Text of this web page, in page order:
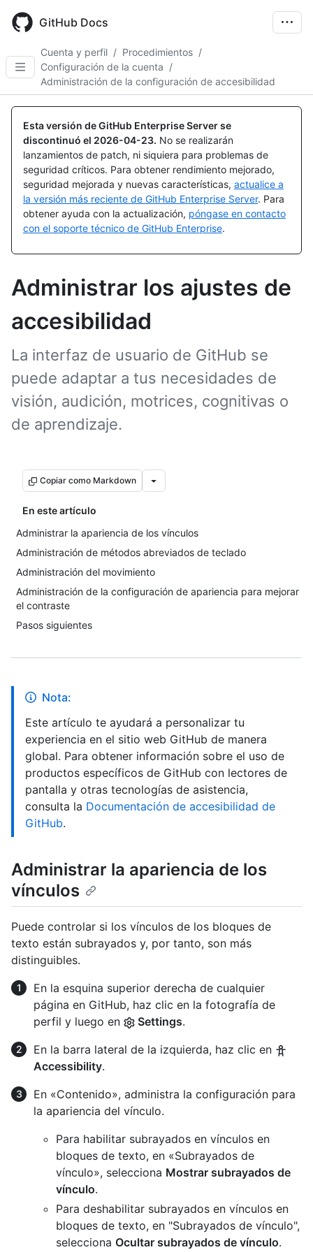
main
GitHub Docs
Cuenta y perfil / Procedimientos /
Configuración de la cuenta /
Administración de la configuración de accesibilidad
Esta versión de GitHub Enterprise Server se
discontinuó el 2026-04-23. No se realizarán
lanzamientos de patch, ni siquiera para problemas de
seguridad críticos. Para obtener rendimiento mejorado,
seguridad mejorada y nuevas características, actualice a
la versión más reciente de GitHub Enterprise Server. Para
obtener ayuda con la actualización, póngase en contacto
con el soporte técnico de GitHub Enterprise.
Administrar los ajustes de
accesibilidad
La interfaz de usuario de GitHub se
puede adaptar a tus necesidades de
visión, audición, motrices, cognitivas o
de aprendizaje.
Copiar como Markdown
En este artículo
Administrar la apariencia de los vínculos
Administración de métodos abreviados de teclado
Administración del movimiento
Administración de la configuración de apariencia para mejorar
el contraste
Pasos siguientes
Nota:
Este artículo te ayudará a personalizar tu
experiencia en el sitio web GitHub de manera
global. Para obtener información sobre el uso de
productos específicos de GitHub con lectores de
pantalla y otras tecnologías de asistencia,
consulta la Documentación de accesibilidad de
GitHub.
Administrar la apariencia de los
vínculos
Puede controlar si los vínculos de los bloques de
texto están subrayados y, por tanto, son más
distinguibles.
En la esquina superior derecha de cualquier
página en GitHub, haz clic en la fotografía de
perfil y luego en
Settings.
En la barra lateral de la izquierda, haz clic en
Accessibility.
En «Contenido», administra la configuración para
la apariencia del vínculo.
Para habilitar subrayados en vínculos en
bloques de texto, en «Subrayados de
vínculo», selecciona Mostrar subrayados de
vínculo.
Para deshabilitar subrayados en vínculos en
bloques de texto, en "Subrayados de vínculo",
selecciona Ocultar subrayados de vínculo.